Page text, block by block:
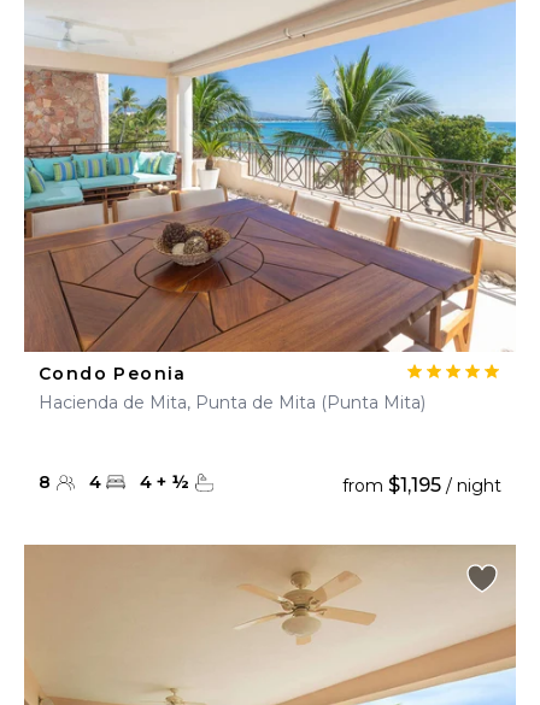
Condo Peonia
Hacienda de Mita, Punta de Mita (Punta Mita)
8 4 4 + ½ from $1,195 / night